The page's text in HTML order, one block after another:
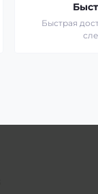
Быстрая